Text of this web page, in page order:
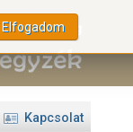
Kapcsolat
Elfogadom